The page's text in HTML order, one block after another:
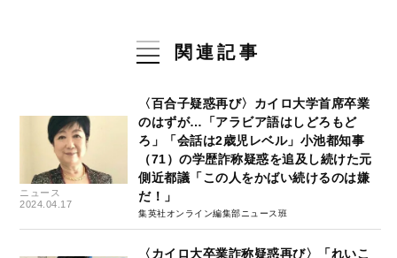
関連記事
ニュース
2024.04.17
〈百合子疑惑再び〉カイロ大学首席卒業
のはずが…「アラビア語はしどろもど
ろ」「会話は2歳児レベル」小池都知事
（71）の学歴詐称疑惑を追及し続けた元
側近都議「この人をかばい続けるのは嫌
だ！」
集英社オンライン編集部ニュース班
〈カイロ大卒業詐称疑惑再び〉「れいこ